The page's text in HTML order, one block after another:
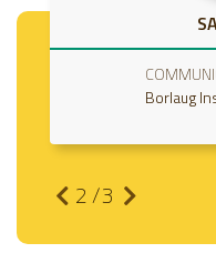
Borlaug
2/3